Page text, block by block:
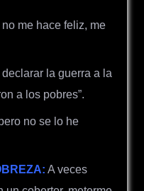
me hace feliz, me
la guerra a la
a los pobres”.
no se lo he
A veces